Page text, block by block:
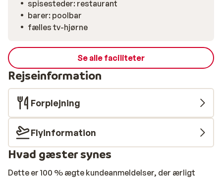
spisesteder: restaurant
barer: poolbar
fælles tv-hjørne
Se alle faciliteter
Rejseinformation
Forplejning
Flyinformation
Hvad gæster synes
Dette er 100 % ægte kundeanmeldelser, der ærligt